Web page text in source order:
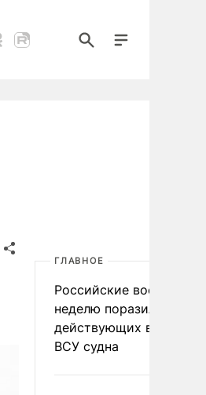
ГЛАВНОЕ
Российские военные за
неделю поразили 34
действующих в
ВСУ судна